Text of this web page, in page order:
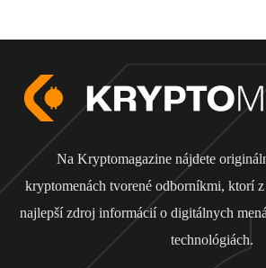
Na Kryptomagazine nájdete
kryptomenách tvorené odborníkmi, ktorí
najlepší zdroj informácií o digitálnych
technológiách.